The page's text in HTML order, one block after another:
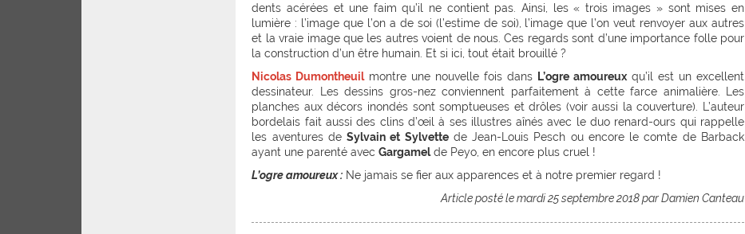
dents acérées et une faim qu’il ne contient pas. Ainsi, les « trois images » sont mises en
lumière : l’image que l’on a de soi (l’estime de soi), l’image que l’on veut renvoyer aux autres
et la vraie image que les autres voient de nous. Ces regards sont d’une importance folle pour
la construction d’un être humain. Et si ici, tout était brouillé ?
Nicolas Dumontheuil montre une nouvelle fois dans L’ogre amoureux qu’il est un excellent
dessinateur. Les dessins gros-nez conviennent parfaitement à cette farce animalière. Les
planches aux décors inondés sont somptueuses et drôles (voir aussi la couverture). L’auteur
bordelais fait aussi des clins d’œil à ses illustres aînés avec le duo renard-ours qui rappelle
les aventures deSylvain et Sylvettede Jean-Louis Pesch ou encore le comte de Barback
ayant une parenté avecGargamelde Peyo, en encore plus cruel !
L’ogre amoureux : Ne jamais se fier aux apparences et à notre premier regard !
Article posté le mardi 25 septembre 2018 par Damien Canteau